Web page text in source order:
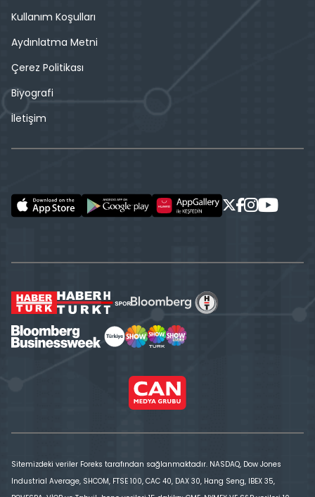
Kullanım Koşulları
Aydınlatma Metni
Çerez Politikası
Biyografi
İletişim
Sitemizdeki veriler Foreks tarafından sağlanmaktadır. NASDAQ, Dow Jones
Industrial Average, SHCOM, FTSE 100, CAC 40, DAX 30, Hang Seng, IBEX 35,